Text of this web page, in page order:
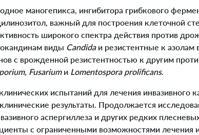
маногепикса, ингибитора грибкового
важный для построения клеточной
широкого спектра действия против
виды Candidaи резистентные к
с врожденной резистентностью к другим
Fusariumи Lomentospora prolificans.
испытаний для лечения инвазивного
результаты. Продолжается
аспергиллеза и других редких
с ограниченными возможностями лечения